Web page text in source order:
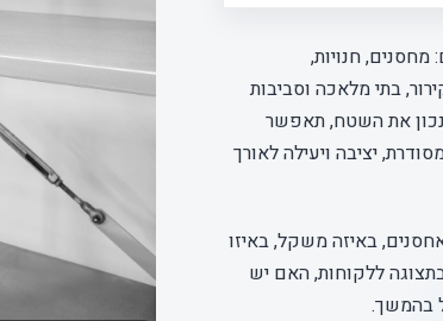
חנויות,
בתי מלאכה וסביבות
את השטח, תאפשר
יציבה ויעילה לאורך
באיזה משקל, באיזו
ללקוחות, האם יש
בהמשך.